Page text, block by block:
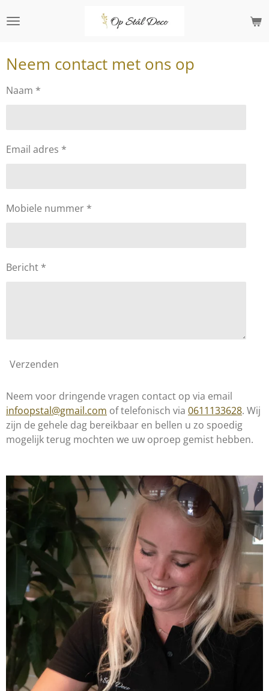
direct
hoofdinhoud
Neem contact met ons op
Naam *
Email adres *
Mobiele nummer *
Bericht *
Verzenden
Neem voor dringende vragen contact op via email
infoopstal@gmail.com of telefonisch via 0611133628. Wij
zijn de gehele dag bereikbaar en bellen u zo spoedig
mogelijk terug mochten we uw oproep gemist hebben.